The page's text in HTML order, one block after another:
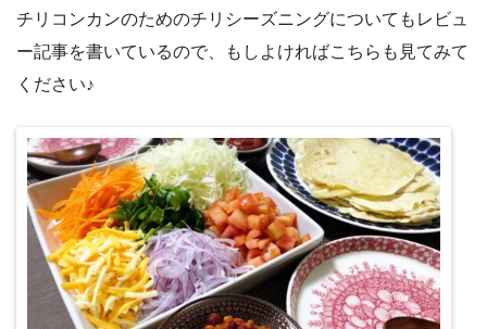
チリコンカンのためのチリシーズニングについてもレビュ
ー記事を書いているので、もしよければこちらも見てみて
ください♪